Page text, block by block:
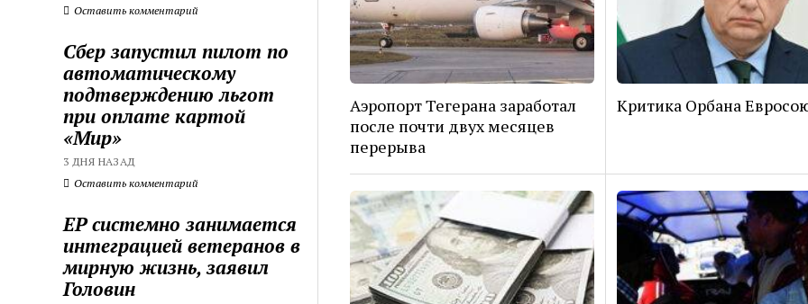
Оставить комментарий
Сбер запустил пилот по
автоматическому
подтверждению льгот
при оплате картой
«Мир»
3 ДНЯ НАЗАД
Оставить комментарий
ЕР системно занимается
интеграцией ветеранов в
мирную жизнь, заявил
Головин
Аэропорт Тегерана заработал
после почти двух месяцев
перерыва
Критика Орбана